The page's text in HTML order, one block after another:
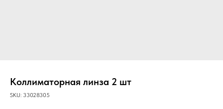
Коллиматорная линза 2 шт
SKU: 33028305